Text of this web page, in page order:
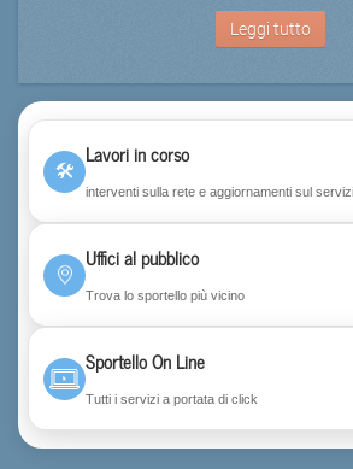
Leggi tutto
🛠
Lavori in corso
interventi sulla rete e aggiornamenti sul
Uffici al pubblico
Trova lo sportello più vicino
Sportello On Line
Tutti i servizi a portata di click